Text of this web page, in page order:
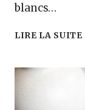
blancs…
LIRE LA SUITE